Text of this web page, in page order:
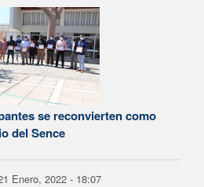
se reconvierten como
del Sence
Enero, 2022 - 18:07